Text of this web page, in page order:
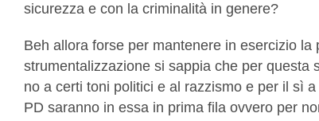
sicurezza e con la criminalità in genere?
Beh allora forse per mantenere in esercizio la
strumentalizzazione si sappia che per questa
no a certi toni politici e al razzismo e per il sì
PD saranno in essa in prima fila ovvero per